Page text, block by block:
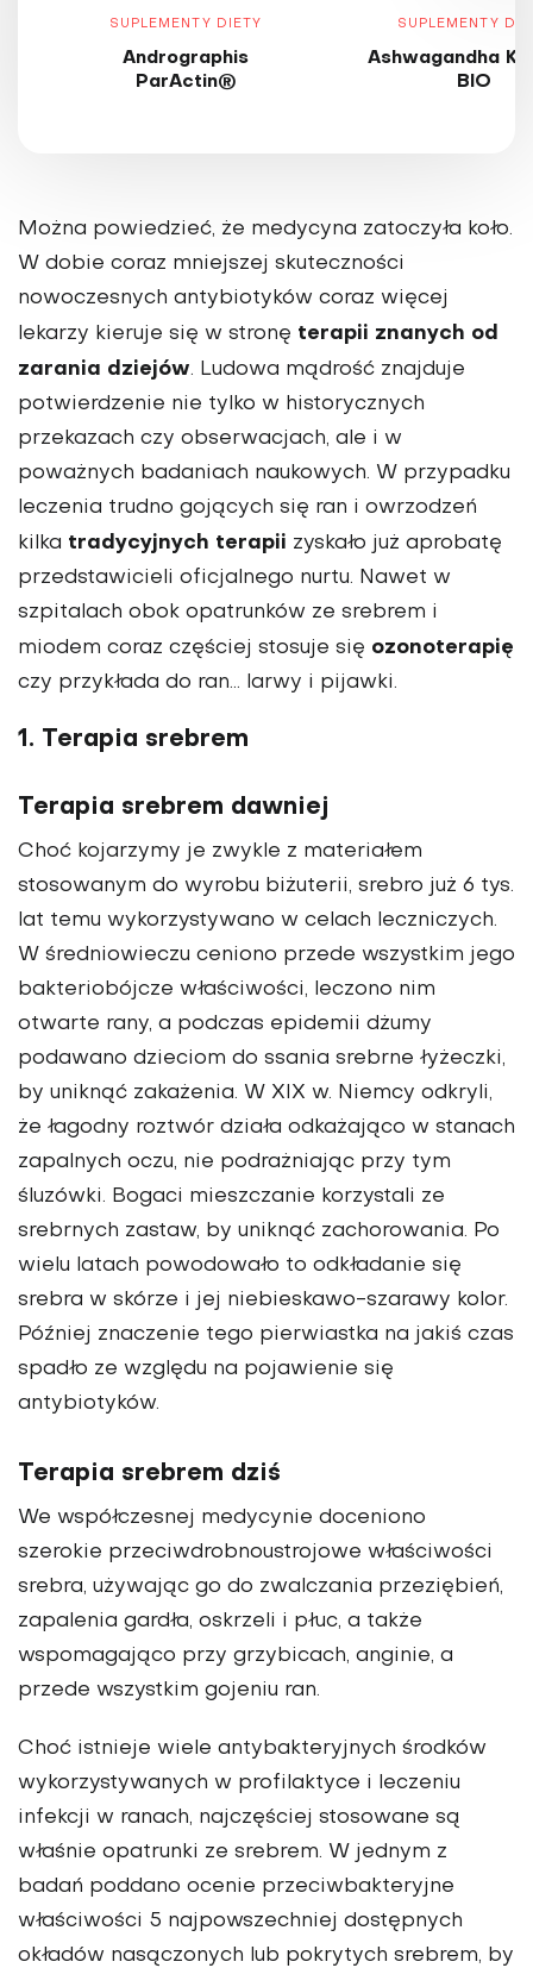
SUPLEMENTY DIETY
Andrographis
ParActin®
SUPLEMENTY
Ashwagandha
BIO
Można powiedzieć, że medycyna zatoczyła koło.
W dobie coraz mniejszej skuteczności
nowoczesnych antybiotyków coraz więcej
lekarzy kieruje się w stronę terapii znanych od
zarania dziejów. Ludowa mądrość znajduje
potwierdzenie nie tylko w historycznych
przekazach czy obserwacjach, ale i w
poważnych badaniach naukowych. W przypadku
leczenia trudno gojących się ran i owrzodzeń
kilka tradycyjnych terapii zyskało już aprobatę
przedstawicieli oficjalnego nurtu. Nawet w
szpitalach obok opatrunków ze srebrem i
miodem coraz częściej stosuje się ozonoterapię
czy przykłada do ran… larwy i pijawki.
1. Terapia srebrem
Terapia srebrem dawniej
Choć kojarzymy je zwykle z materiałem
stosowanym do wyrobu biżuterii, srebro już 6 tys.
lat temu wykorzystywano w celach leczniczych.
W średniowieczu ceniono przede wszystkim jego
bakteriobójcze właściwości, leczono nim
otwarte rany, a podczas epidemii dżumy
podawano dzieciom do ssania srebrne łyżeczki,
by uniknąć zakażenia. W XIX w. Niemcy odkryli,
że łagodny roztwór działa odkażająco w stanach
zapalnych oczu, nie podrażniając przy tym
śluzówki. Bogaci mieszczanie korzystali ze
srebrnych zastaw, by uniknąć zachorowania. Po
wielu latach powodowało to odkładanie się
srebra w skórze i jej niebieskawo-szarawy kolor.
Później znaczenie tego pierwiastka na jakiś czas
spadło ze względu na pojawienie się
antybiotyków.
Terapia srebrem dziś
We współczesnej medycynie doceniono
szerokie przeciwdrobnoustrojowe właściwości
srebra, używając go do zwalczania przeziębień,
zapalenia gardła, oskrzeli i płuc, a także
wspomagająco przy grzybicach, anginie, a
przede wszystkim gojeniu ran.
Choć istnieje wiele antybakteryjnych środków
wykorzystywanych w profilaktyce i leczeniu
infekcji w ranach, najczęściej stosowane są
właśnie opatrunki ze srebrem. W jednym z
badań poddano ocenie przeciwbakteryjne
właściwości 5 najpowszechniej dostępnych
okładów nasączonych lub pokrytych srebrem, by